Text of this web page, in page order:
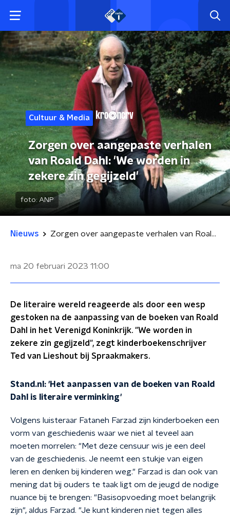
Cultuur & Media
Zorgen over aangepaste verhalen
van Roald Dahl: 'We worden in
zekere zin gegijzeld'
foto: ANP
Nieuws Zorgen over aangepaste verhalen van Roald Dahl: 'We worden in zekere zin gegijzeld'
ma 20 februari 2023 11:00
De literaire wereld reageerde als door een wesp
gestoken na de aanpassing van de boeken van Roald
Dahl in het Verenigd Koninkrijk. "We worden in
zekere zin gegijzeld", zegt kinderboekenschrijver
Ted van Lieshout bij Spraakmakers.
Stand.nl: 'Het aanpassen van de boeken van Roald
Dahl is literaire verminking'
Volgens luisteraar Fataneh Farzad zijn kinderboeken een
vorm van geschiedenis waar we niet al teveel aan
moeten morrelen: "Met deze censuur wis je een deel
van de geschiedenis. Je neemt een stukje van eigen
leren en denken bij kinderen weg." Farzad is dan ook van
mening dat bij ouders te taak ligt om de jeugd de nodige
nuance bij te brengen: "Basisopvoeding moet belangrijk
zijn", aldus Farzad. "Je kunt kinderen niet tegen alles